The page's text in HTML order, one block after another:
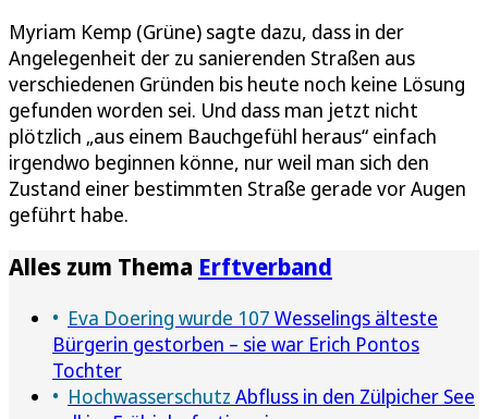
Myriam Kemp (Grüne) sagte dazu, dass in der
Angelegenheit der zu sanierenden Straßen aus
verschiedenen Gründen bis heute noch keine Lösung
gefunden worden sei. Und dass man jetzt nicht
plötzlich „aus einem Bauchgefühl heraus“ einfach
irgendwo beginnen könne, nur weil man sich den
Zustand einer bestimmten Straße gerade vor Augen
geführt habe.
Alles zum Thema Erftverband
Eva Doering wurde 107 Wesselings älteste
Bürgerin gestorben – sie war Erich Pontos
Tochter
Hochwasserschutz Abfluss in den Zülpicher See